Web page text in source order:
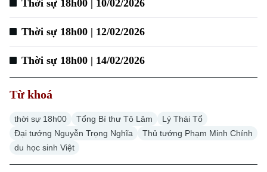
Chuyên mục
Thời sự
Hà Nội
Chính trị
Hà Nội
Thời sự 18h00 | 10/02/2026
Thời sự 18h00 | 12/02/2026
Thời sự 18h00 | 14/02/2026
Từ khoá
thời sự 18h00 Tổng Bí thư Tô Lâm
Lý Thái Tổ
Đại tướng Nguyễn Trọng Nghĩa
Thủ tướng Phạm Minh Chính
du học sinh Việt